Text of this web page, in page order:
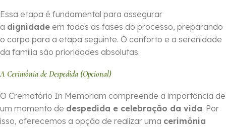
Essa etapa é fundamental para assegurar
a dignidade em todas as fases do processo, preparando
o corpo para a etapa seguinte. O conforto e a serenidade
da família são prioridades absolutas.
A Cerimônia de Despedida (Opcional)
O Crematório In Memoriam compreende a importância de
um momento de despedida e celebração da vida. Por
isso, oferecemos a opção de realizar uma cerimônia